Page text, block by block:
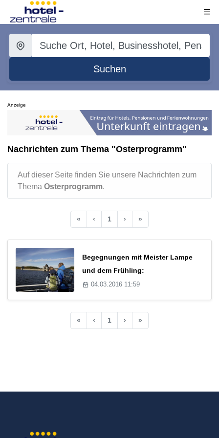
Suchen
Anzeige
Nachrichten zum Thema "Osterprogramm"
Auf dieser Seite finden Sie unsere Nachrichten zum
Thema Osterprogramm.
« ‹ 1 › »
Begegnungen mit Meister Lampe
und dem Frühling:
04.03.2016 11:59
« ‹ 1 › »